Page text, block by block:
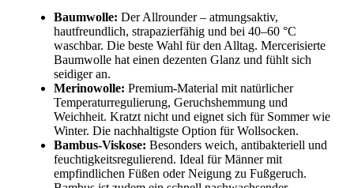
Baumwolle: Der Allrounder – atmungsaktiv,
hautfreundlich, strapazierfähig und bei 40–60 °C
waschbar. Die beste Wahl für den Alltag. Mercerisierte
Baumwolle hat einen dezenten Glanz und fühlt sich
seidiger an.
Merinowolle: Premium-Material mit natürlicher
Temperaturregulierung, Geruchshemmung und
Weichheit. Kratzt nicht und eignet sich für Sommer wie
Winter. Die nachhaltigste Option für Wollsocken.
Bambus-Viskose: Besonders weich, antibakteriell und
feuchtigkeitsregulierend. Ideal für Männer mit
empfindlichen Füßen oder Neigung zu Fußgeruch.